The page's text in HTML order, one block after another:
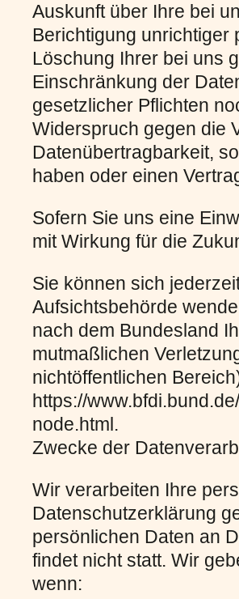
Auskunft über Ihre bei
Berichtigung unrichtiger
Löschung Ihrer bei uns
Einschränkung der
gesetzlicher Pflichten
Widerspruch gegen die
Datenübertragbarkeit,
haben oder einen
Sofern Sie uns eine
mit Wirkung für die
Sie können sich
Aufsichtsbehörde
nach dem Bundesland
mutmaßlichen
nichtöffentlichen
https://
node.html.
Zwecke der
Wir verarbeiten Ihre
Datenschutzerklärung
persönlichen Daten an
findet nicht statt. Wir
wenn: